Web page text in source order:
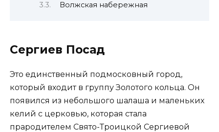
Волжская набережная
Сергиев Посад
Это единственный подмосковный город,
который входит в группу Золотого кольца. Он
появился из небольшого шалаша и маленьких
келий с церковью, которая стала
прародителем Свято-Троицкой Сергиевой